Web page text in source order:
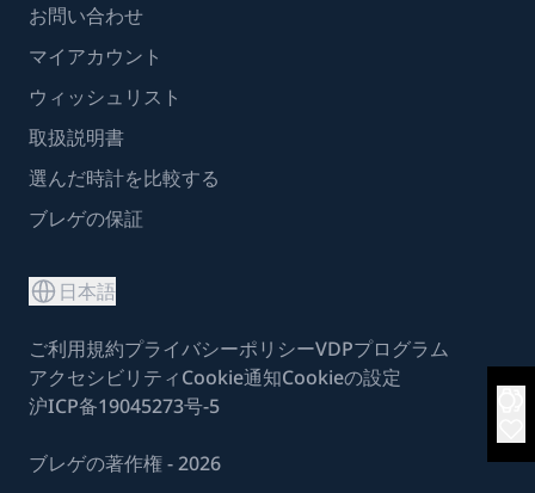
お問い合わせ
マイアカウント
ウィッシュリスト
取扱説明書
選んだ時計を比較する
ブレゲの保証
日本語
ご利用規約プライバシーポリシーVDPプログラム
アクセシビリティCookie通知Cookieの設定
沪ICP备19045273号-5
ブレゲの著作権 - 2026